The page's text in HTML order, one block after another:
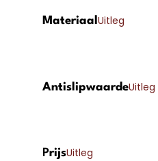
Materiaal Uitleg
AntislipwaardeUitleg
PrijsUitleg